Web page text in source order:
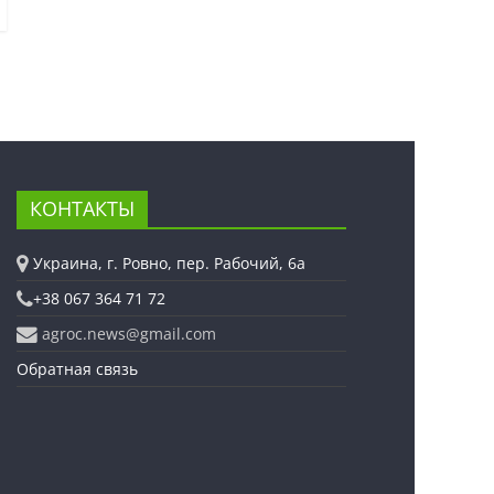
КОНТАКТЫ
Украина, г. Ровно, пер. Рабочий, 6а
+38 067 364 71 72
agroc.news@gmail.com
Обратная связь